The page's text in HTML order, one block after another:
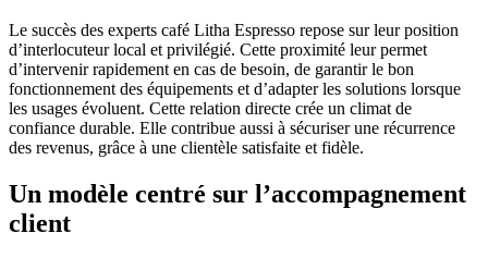
Le succès des experts café Litha Espresso repose sur leur position
d’interlocuteur local et privilégié. Cette proximité leur permet
d’intervenir rapidement en cas de besoin, de garantir le bon
fonctionnement des équipements et d’adapter les solutions lorsque
les usages évoluent. Cette relation directe crée un climat de
confiance durable. Elle contribue aussi à sécuriser une récurrence
des revenus, grâce à une clientèle satisfaite et fidèle.
Un modèle centré sur l’accompagnement
client